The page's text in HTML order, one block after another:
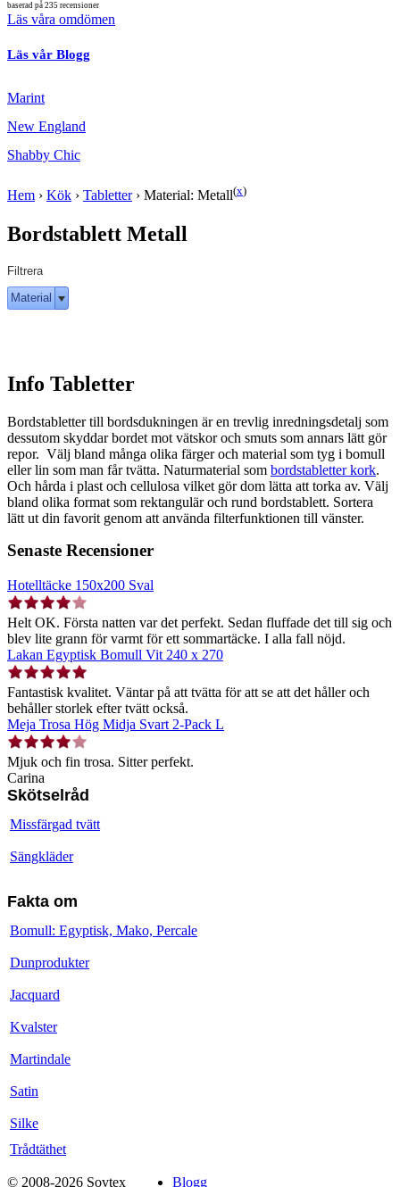
baserad på 235 recensioner
Läs våra omdömen
Läs vår Blogg
Marint
New England
Shabby Chic
Hem › Kök › Tabletter› Material: Metall(x)
Bordstablett Metall
Filtrera
Material
Info Tabletter
Bordstabletter till bordsdukningen är en trevlig inredningsdetalj som
dessutom skyddar bordet mot vätskor och smuts som annars lätt gör
repor. Välj bland många olika färger och material som tyg i bomull
eller lin som man får tvätta. Naturmaterial som bordstabletter kork.
Och hårda i plast och cellulosa vilket gör dom lätta att torka av. Välj
bland olika format som rektangulär och rund bordstablett. Sortera
lätt ut din favorit genom att använda filterfunktionen till vänster.
Senaste Recensioner
Hotelltäcke 150x200 Sval
Helt OK. Första natten var det perfekt. Sedan fluffade det till sig och
blev lite grann för varmt för ett sommartäcke. I alla fall nöjd.
Lakan Egyptisk Bomull Vit 240 x 270
Fantastisk kvalitet. Väntar på att tvätta för att se att det håller och
behåller storlek efter tvätt också.
Meja Trosa Hög Midja Svart 2-Pack L
Mjuk och fin trosa. Sitter perfekt.
Carina
Skötselråd
Missfärgad tvätt
Sängkläder
Fakta om
Bomull: Egyptisk, Mako, Percale
Dunprodukter
Jacquard
Kvalster
Martindale
Satin
Silke
Trådtäthet
© 2008-2026 Sovtex Blogg